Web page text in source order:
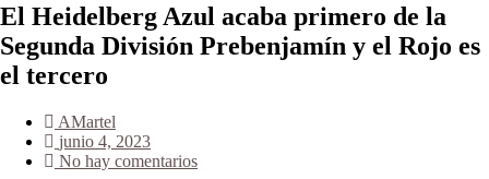
El Heidelberg Azul acaba primero de la
Segunda División Prebenjamín y el Rojo es
el tercero
AMartel
junio 4, 2023
No hay comentarios